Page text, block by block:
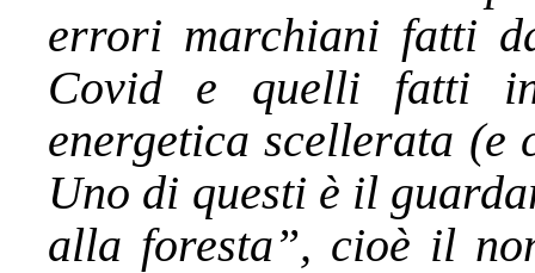
errori marchiani fatti
Covid e quelli fatti
energetica scellerata (e
Uno di questi è il
alla foresta”, cioè il